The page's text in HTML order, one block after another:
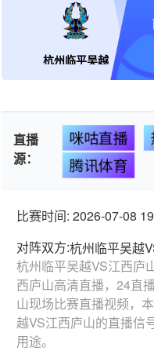
杭州临平吴越
直播
源：
咪咕直播
腾讯体育
比赛时间: 2026-07-08
对阵双方:杭州临平吴越
杭州临平吴越VS江西庐
西庐山高清直播，24直
山现场比赛直播视频，
越VS江西庐山的直播信
用途。